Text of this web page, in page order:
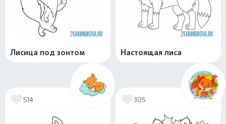
Лисица под зонтом Настоящая лиса
514 305